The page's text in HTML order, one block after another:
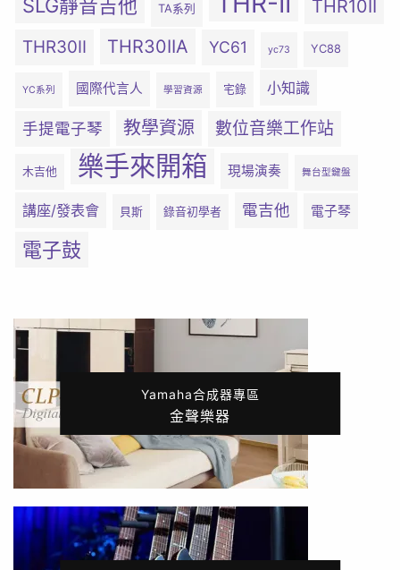
SLG靜音吉他 TA系列 THR10II
THR30II THR30IIA YC61 yc73 YC88
YC系列 國際代言人 學習資源 宅錄 小知識
手提電子琴 教學資源 數位音樂工作站
木吉他 樂手來開箱 現場演奏 舞台型鍵盤
講座/發表會 貝斯 錄音初學者 電吉他 電子琴
電子鼓
Yamaha合成器專區
金聲樂器